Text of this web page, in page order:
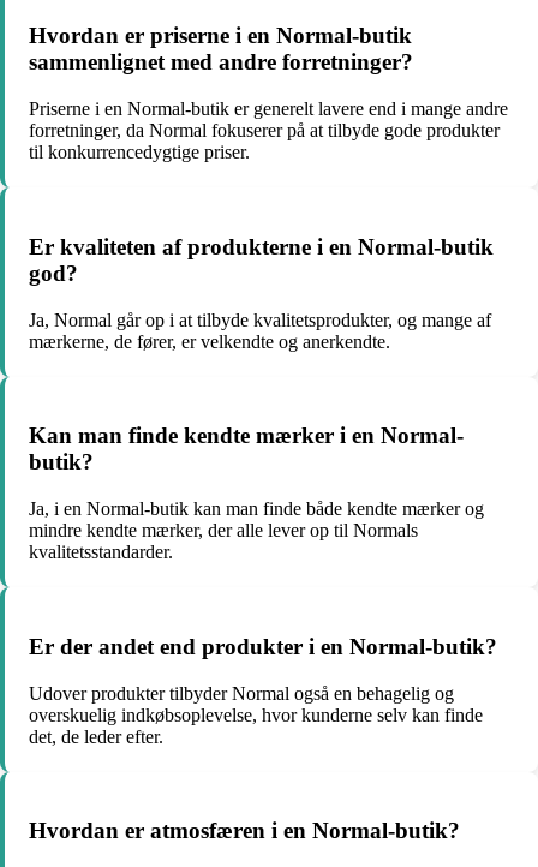
Hvordan er priserne i en Normal-butik
sammenlignet med andre forretninger?
Priserne i en Normal-butik er generelt lavere end i mange andre
forretninger, da Normal fokuserer på at tilbyde gode produkter
til konkurrencedygtige priser.
Er kvaliteten af produkterne i en Normal-butik
god?
Ja, Normal går op i at tilbyde kvalitetsprodukter, og mange af
mærkerne, de fører, er velkendte og anerkendte.
Kan man finde kendte mærker i en Normal-
butik?
Ja, i en Normal-butik kan man finde både kendte mærker og
mindre kendte mærker, der alle lever op til Normals
kvalitetsstandarder.
Er der andet end produkter i en Normal-butik?
Udover produkter tilbyder Normal også en behagelig og
overskuelig indkøbsoplevelse, hvor kunderne selv kan finde
det, de leder efter.
Hvordan er atmosfæren i en Normal-butik?